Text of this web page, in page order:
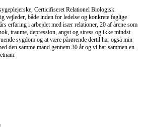
Certicifiseret Relationel Biologisk
vejleder, både inden for ledelse og konkrete faglige
erfaring i arbejdet med især relationer, 20 af årene som
traume, depression, angst og stress og ikke mindst
sygdom og at være pårørende dertil har også min
den samme mand gennem 30 år og vi har sammen en